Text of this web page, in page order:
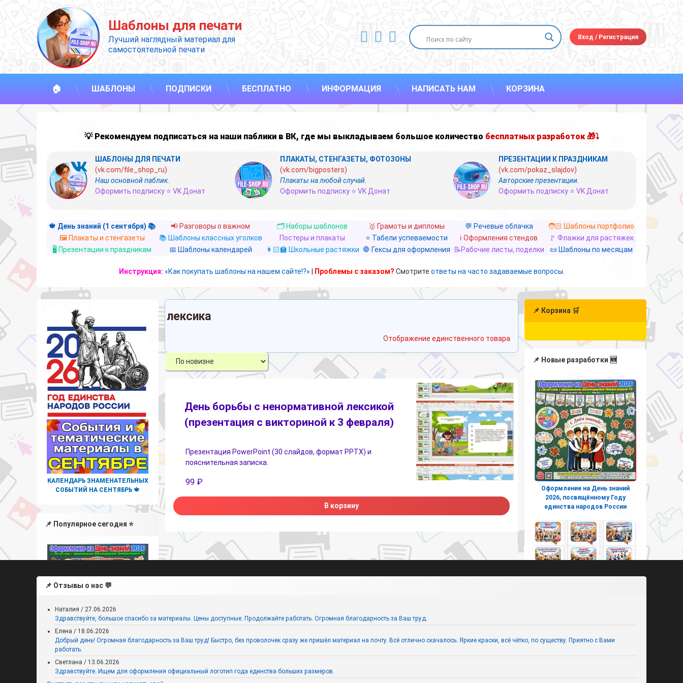
Перейти
к
содержимому
Шаблоны для печати
Лучший наглядный материал для
самостоятельной печати
ВКонтакте
YouTube
E-mail Вход /Регистрация
🏠 ШАБЛОНЫ ПОДПИСКИ БЕСПЛАТНО ИНФОРМАЦИЯ НАПИСАТЬ НАМ КОРЗИНА
💡 Рекомендуем подписаться на наши паблики в ВК, где мы выкладываем большое количество бесплатных разработок 🎁⤵
ШАБЛОНЫ ДЛЯ ПЕЧАТИ
(vk.com/file_shop_ru)
Наш основной паблик.
Оформить подписку ⭐ VK Донат
ПЛАКАТЫ, СТЕНГАЗЕТЫ, ФОТОЗОНЫ
(vk.com/bigposters)
Плакаты на любой случай.
Оформить подписку ⭐ VK Донат
ПРЕЗЕНТАЦИИ К ПРАЗДНИКАМ
(vk.com/pokaz_slajdov)
Авторские презентации.
Оформить подписку ⭐ VK Донат
🍁 День знаний (1 сентября) 📚 📢 Разговоры о важном 🗂️ Наборы шаблонов 🥇 Грамоты и дипломы 💬 Речевые облачка
🧑🏻 Шаблоны портфолио
🖼️ Плакаты и стенгазеты
📚 Шаблоны классных уголков Постеры и плакаты ⭐ Табели успеваемости ℹ️ Оформления стендов
🚩 Флажки для растяжек
🖥️ Презентации к праздникам
📅 Шаблоны календарей 👩🏻‍🏫 Школьные растяжки 🛑 Гексы для оформления 📝Рабочие листы, поделки 📜 Шаблоны по месяцам
Инструкция: «Как покупать шаблоны на нашем сайте!?» Проблемы с заказом? Смотрите ответы на часто задаваемые вопросы.
лексика
Отображение единственного товара
День борьбы с ненормативной лексикой
(презентация с викториной к 3 февраля)
Презентация PowerPoint (30 слайдов, формат PPTX) и
пояснительная записка.
99 ₽
В корзину
КАЛЕНДАРЬ ЗНАМЕНАТЕЛЬНЫХ
СОБЫТИЙ НА СЕНТЯБРЬ 🍁
📌 Популярное сегодня ⭐
Оформление на День знаний
2026 к Году единства народов
России
📌 Корзина 🛒
📌 Новые разработки 🆕
Оформление на День знаний
2026, посвящённому Году
единства народов России
знаний 2026 к Году единства
📌 Отзывы о нас 💬
Наталия / 27.06.2026
Здравствуйте, большое спасибо за материалы. Цены доступные. Продолжайте работать. Огромная благодарность за Ваш труд.
Елена / 18.06.2026
Добрый день! Огромная благодарность за Ваш труд! Быстро, без проволочек сразу же пришёл материал на почту. Всё отлично скачалось. Яркие краски, всё чётко, по существу. Приятно с Вами
работать.
Светлана / 13.06.2026
Здравствуйте. Ищем для оформления официальный логотип года единства больших размеров.